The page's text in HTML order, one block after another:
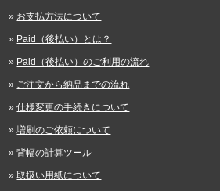
お支払方法について
Paid（後払い）とは？
Paid（後払い）のご利用の流れ
ご注文から納品までの流れ
仕様変更の手続きについて
増刷のご依頼について
背幅の計算ツール
取扱い用紙について